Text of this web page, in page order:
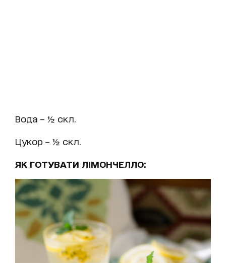
Вода – ½ скл.
Цукор – ½ скл.
ЯК ГОТУВАТИ ЛІМОНЧЕЛЛО: